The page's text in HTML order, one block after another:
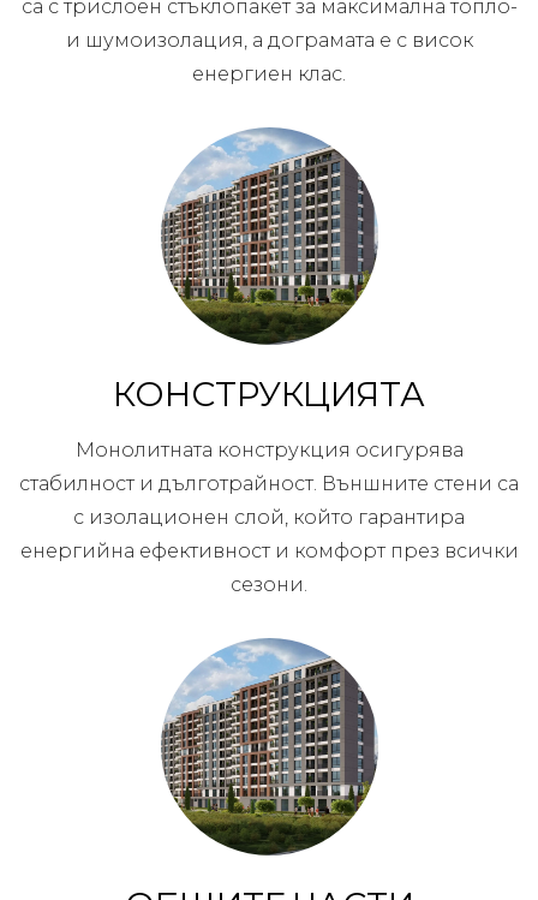
са с трислоен стъклопакет за максимална топло-
и шумоизолация, а дограмата е с висок
енергиен клас.
КОНСТРУКЦИЯТА
Монолитната конструкция осигурява
стабилност и дълготрайност. Външните стени са
с изолационен слой, който гарантира
енергийна ефективност и комфорт през всички
сезони.